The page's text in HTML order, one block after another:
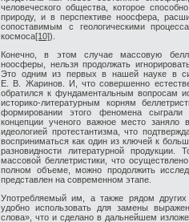
человеческого общества, которое
природу, и в перспективе ноосфера,
сопоставимым с геологическими
космоса[10]).
Конечно, в этом случае массовую
ноосферы, нельзя продолжать
Это одним из первых в нашей науке в
Е. В. Жаринов. И, что совершенно
обратился к фундаментальным вопросам
историко-литературным корням
формировании этого феномена
концепции ученого важное место заняло
идеологией протестантизма, что
восприниматься как один из ключей к
разновидности литературной продукции.
массовой беллетристики, что
полном объеме, можно продолжить
представлен на современном этапе.
Употребляемый им, а также рядом
удобно использовать для замены
слова», что и сделано в дальнейшем